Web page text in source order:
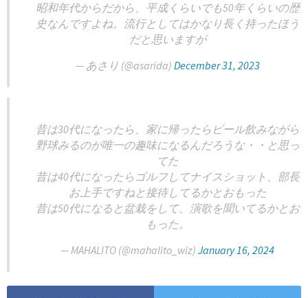
昭和年代からだから、平成くらいでも50年くらいの歴
史なんですよね。流行としてはかなり長く持ったほう
だと思いますが
— あさり (@asarida) December 31, 2023
昔は30代になったら、家に帰ったらビール飲みながら
野球みるのが唯一の趣味になるんだろうな・・と思っ
てた
昔は40代になったらゴルフしてナイスショット、部長
お上手ですねと接待してるかとおもった
昔は50代になると盆栽をして、演歌を聞いてるかとお
もった。
— MAHALITO (@mahalito_wiz) January 16, 2024